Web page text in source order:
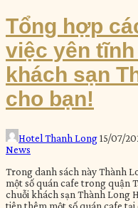
Tổng hợp
việc yên
khách sạn
cho bạn!
Hotel Thanh Long15/07/
News
Trong danh sách này Thành
một số quán cafe trong quận
chuỗi khách sạn Thành Long